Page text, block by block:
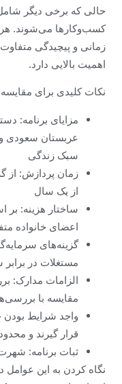
حالی که برخی دیگر
کسب‌وکارها می‌شوند. هر
زمانی و پیچیدگی
اهمیت بالایی دارد.
نکات کلیدی برای
مزایای برنامه:
عربستان سعودی و
سبک زندگی
از یک سال
ساختار هزینه: بر
اعضای خانواده
گزینه‌های
مستغلات در
الزامات مدارک:
مقایسه با
واجد شرایط بودن
قرار گیرند و
ثبات برنامه:
نگاه کردن به این عوامل